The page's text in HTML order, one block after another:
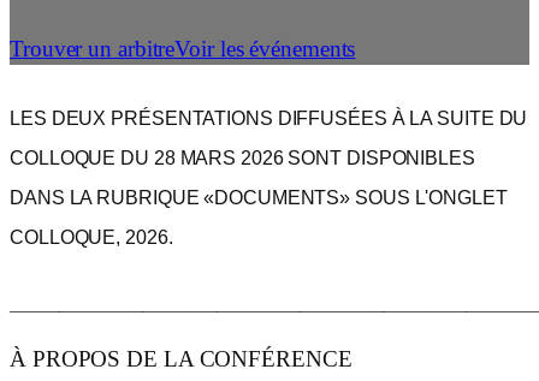
Trouver un arbitreVoir les événements
LES DEUX PRÉSENTATIONS DIFFUSÉES À LA SUITE DU
COLLOQUE DU 28 MARS 2026 SONT DISPONIBLES
DANS LA RUBRIQUE «DOCUMENTS» SOUS L'ONGLET
COLLOQUE, 2026.
À PROPOS DE LA CONFÉRENCE